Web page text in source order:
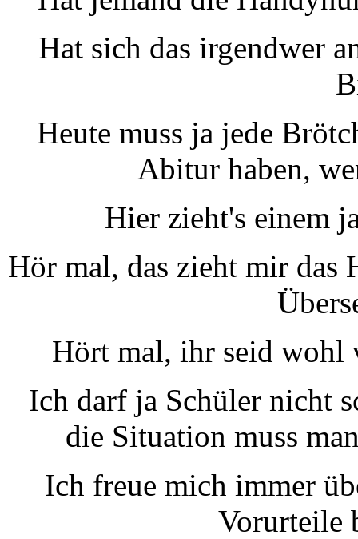
Hat sich das irgendwer
Heute muss ja jede
Abitur haben,
Hier zieht's einem
Hör mal, das zieht mir das
Hört mal, ihr seid wohl
Ich darf ja Schüler nicht
die Situation muss
Ich freue mich immer
Vorurteile